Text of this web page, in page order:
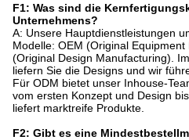
F1: Was sind die
Unternehmens?
A: Unsere Hauptdienstleistungen
Modelle: OEM (Original
(Original Design Manufacturing).
liefern Sie die Designs und wir
Für ODM bietet unser Inhouse-
vom ersten Konzept und Design
liefert marktreife Produkte.
F2: Gibt es eine